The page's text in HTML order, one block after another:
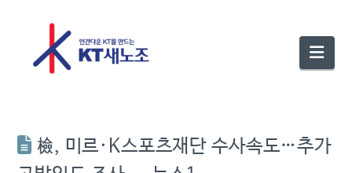
檢, 미르·K스포츠재단 수사속도…추가